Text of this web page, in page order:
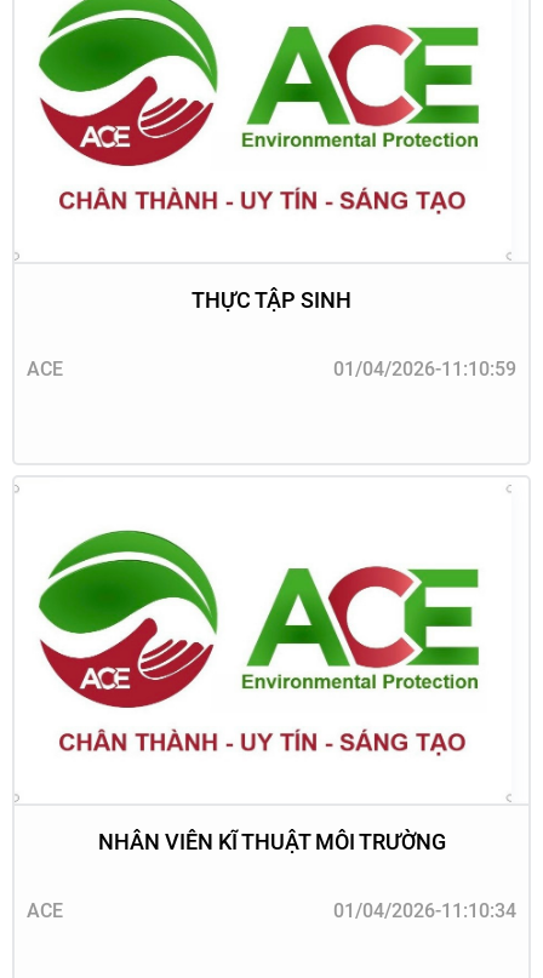
THỰC TẬP SINH
ACE 01/04/2026-11:10:59
NHÂN VIÊN KĨ THUẬT MÔI TRƯỜNG
ACE 01/04/2026-11:10:34